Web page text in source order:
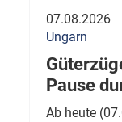
07.08.2026
Ungarn
Pause
Ab heute